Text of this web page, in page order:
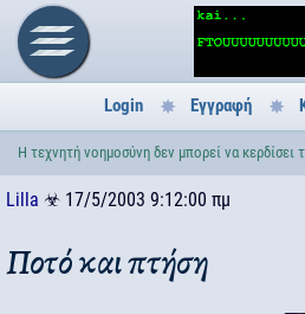
Login Εγγραφή
Η τεχνητή νοημοσύνη δεν μπορεί να κερδίσει
Lilla ☣ 17/5/2003 9:12:00 πμ
Ποτό και πτήση